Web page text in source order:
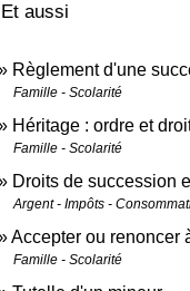
Et aussi
Règlement d'une
Famille - Scolarité
Héritage : ordre et
Famille - Scolarité
Droits de succession
Argent - Impôts -
Accepter ou renoncer
Famille - Scolarité